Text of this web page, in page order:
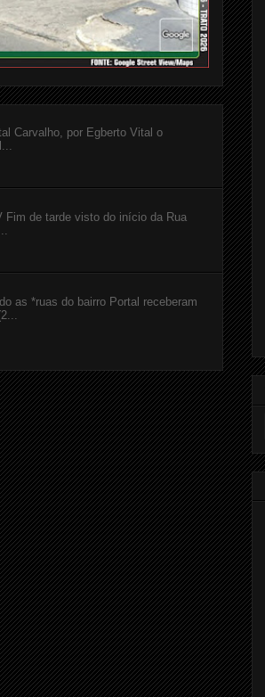
Carvalho, por Egberto Vital o
de tarde visto do início da Rua
as *ruas do bairro Portal receberam